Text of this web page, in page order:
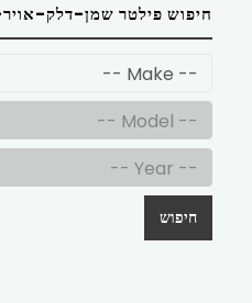
חיפוש פילטר שמן-דלק-
חיפוש